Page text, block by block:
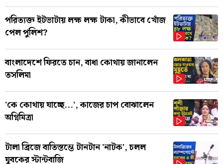
পরিত্যক্ত ইটভাটায় লক্ষ লক্ষ টাকা, কীভাবে খোঁজ
পেল পুলিশ?
বাংলাদেশে ফিরতে চান, বাধা কোথায় জানালেন
তসলিমা
'কে কোথায় যাচ্ছে...', কাজের চাপ বোঝালেন
অগ্নিমিত্রা
টালা ব্রিজে বাতিস্তম্ভে টানটান 'নাটক', চলল
যুবকের স্টান্টবাজি